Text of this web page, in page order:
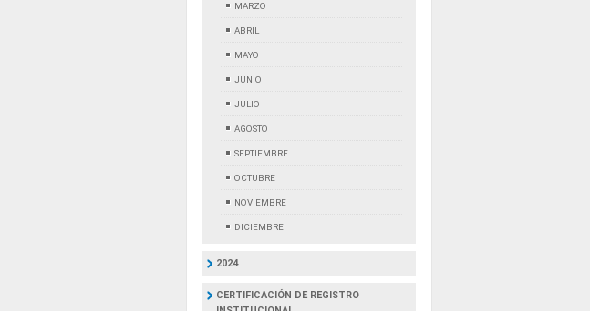
MARZO
ABRIL
MAYO
JUNIO
JULIO
AGOSTO
SEPTIEMBRE
OCTUBRE
NOVIEMBRE
DICIEMBRE
2024
CERTIFICACIÓN DE REGISTRO